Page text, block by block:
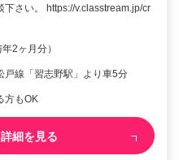
さい。 https://v.classtream.jp/cr
2ヶ月分）
戸線「習志野駅」より車5分
方もOK
詳細を見る